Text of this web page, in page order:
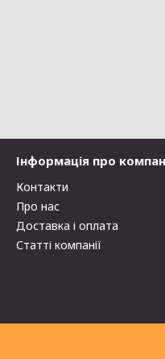
Інформація про
Контакти
Про нас
Доставка і оплата
Статті компанії